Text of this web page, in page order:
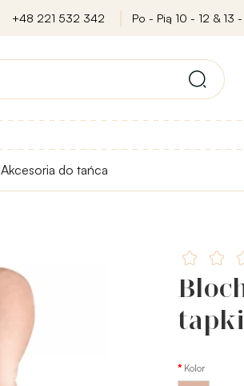
+48 221 532 342 Po - Pią 10 - 12 & 13 -
Akcesoria do tańca
Kolor